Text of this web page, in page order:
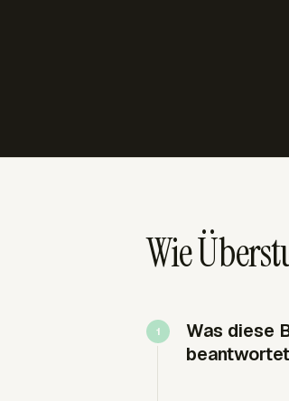
Wie
Was diese
beantwortet